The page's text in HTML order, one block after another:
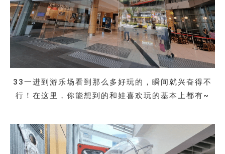
33一进到游乐场看到那么多好玩的，瞬间就兴奋得不
行！在这里，你能想到的和娃喜欢玩的基本上都有~